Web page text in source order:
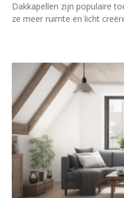
Dakkapellen zijn populaire
ze meer ruimte en licht